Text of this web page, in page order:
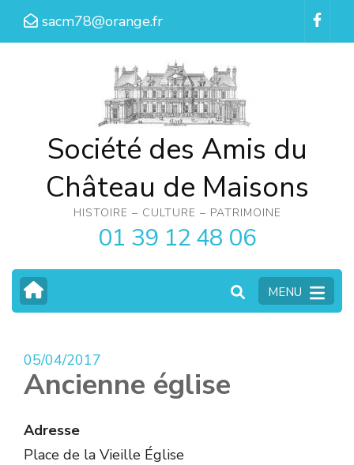
Aller
sacm78@orange.fr
Société des Amis du
Château de Maisons
HISTOIRE – CULTURE – PATRIMOINE
01 39 12 48 06
MENU
05/04/2017
Ancienne église
Adresse
Place de la Vieille Église